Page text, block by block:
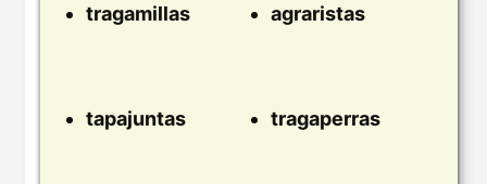
tragamillas agraristas
tapajuntas tragaperras